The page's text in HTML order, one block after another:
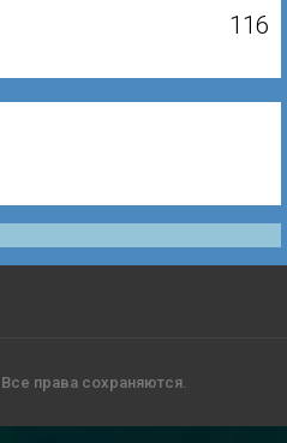
116
. Все права сохраняются.